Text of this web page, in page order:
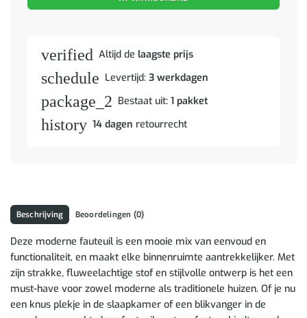
verified Altijd de laagste prijs
schedule Levertijd: 3 werkdagen
package_2 Bestaat uit: 1 pakket
history 14 dagen retourrecht
Beschrijving Beoordelingen (0)
Deze moderne fauteuil is een mooie mix van eenvoud en
functionaliteit, en maakt elke binnenruimte aantrekkelijker. Met
zijn strakke, fluweelachtige stof en stijlvolle ontwerp is het een
must-have voor zowel moderne als traditionele huizen. Of je nu
een knus plekje in de slaapkamer of een blikvanger in de